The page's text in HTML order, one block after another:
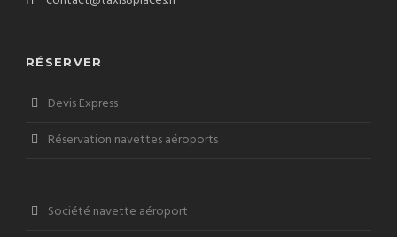
RÉSERVER
Devis Express
Réservation navettes aéroports
Société navette aéroport